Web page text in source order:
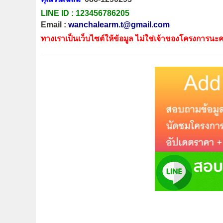
LINE ID : 123456786205
Email : wanchalearm.t@gmail.com
ทางเราเป็นเว็บไซต์ให้ข้อมูล ไม่ใช่เจ้าของโครงการนะ